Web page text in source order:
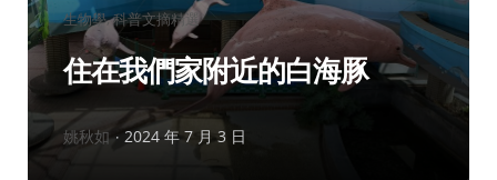
分
類：
生物學 科普文摘精選
住在我們家附近的白海豚
作
姚秋如 2024 年 7 月 3 日